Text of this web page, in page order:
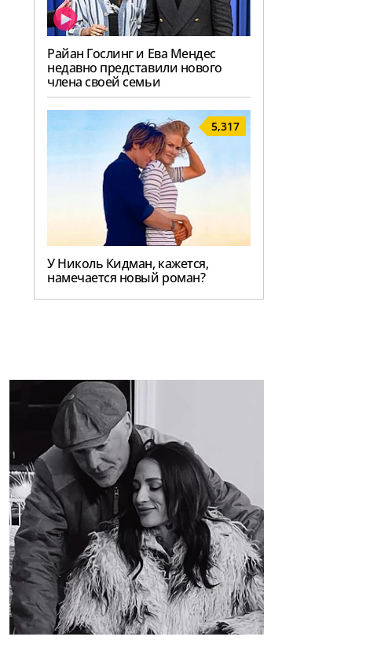
Райан Гослинг и Ева Мендес
недавно представили нового
члена своей семьи
5,317
У Николь Кидман, кажется,
намечается новый роман?